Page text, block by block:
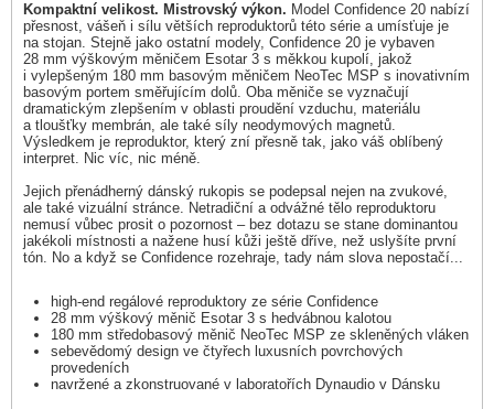
Kompaktní velikost. Mistrovský výkon. Model Confidence 20 nabízí
přesnost, vášeň i sílu větších reproduktorů této série a umísťuje je
na stojan. Stejně jako ostatní modely, Confidence 20 je vybaven
28 mm výškovým měničem Esotar 3 s měkkou kupolí, jakož
i vylepšeným 180 mm basovým měničem NeoTec MSP s inovativním
basovým portem směřujícím dolů. Oba měniče se vyznačují
dramatickým zlepšením v oblasti proudění vzduchu, materiálu
a tloušťky membrán, ale také síly neodymových magnetů.
Výsledkem je reproduktor, který zní přesně tak, jako váš oblíbený
interpret. Nic víc, nic méně.
Jejich přenádherný dánský rukopis se podepsal nejen na zvukové,
ale také vizuální stránce. Netradiční a odvážné tělo reproduktoru
nemusí vůbec prosit o pozornost – bez dotazu se stane dominantou
jakékoli místnosti a nažene husí kůži ještě dříve, než uslyšíte první
tón. No a když se Confidence rozehraje, tady nám slova nepostačí...
high-end regálové reproduktory ze série Confidence
28 mm výškový měnič Esotar 3 s hedvábnou kalotou
180 mm středobasový měnič NeoTec MSP ze skleněných vláken
sebevědomý design ve čtyřech luxusních povrchových
provedeních
navržené a zkonstruované v laboratořích Dynaudio v Dánsku